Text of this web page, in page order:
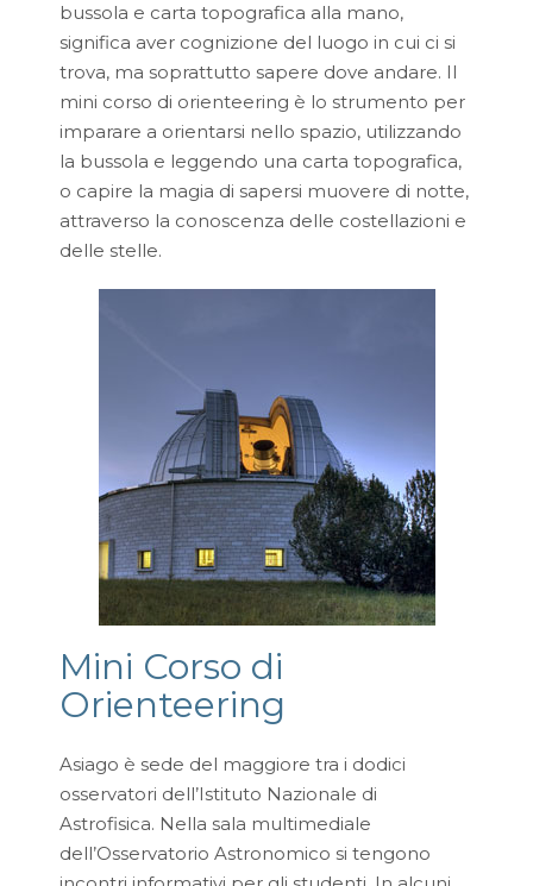
bussola e carta topografica alla mano,
significa aver cognizione del luogo in cui ci si
trova, ma soprattutto sapere dove andare. Il
mini corso di orienteering è lo strumento per
imparare a orientarsi nello spazio, utilizzando
la bussola e leggendo una carta topografica,
o capire la magia di sapersi muovere di notte,
attraverso la conoscenza delle costellazioni e
delle stelle.
Mini Corso di
Orienteering
Asiago è sede del maggiore tra i dodici
osservatori dell’Istituto Nazionale di
Astrofisica. Nella sala multimediale
dell’Osservatorio Astronomico si tengono